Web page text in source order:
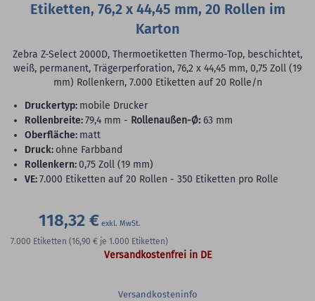
Etiketten, 76,2 x 44,45 mm, 20 Rollen im
Karton
Zebra Z-Select 2000D, Thermoetiketten Thermo-Top, beschichtet,
weiß, permanent, Trägerperforation, 76,2 x 44,45 mm, 0,75 Zoll (19
mm) Rollenkern, 7.000 Etiketten auf 20 Rolle/n
Druckertyp: mobile Drucker
Rollenbreite:79,4 mm - Rollenaußen-Ø: 63 mm
Oberfläche: matt
Druck: ohne Farbband
Rollenkern:0,75 Zoll (19 mm)
VE:7.000 Etiketten auf 20 Rollen - 350 Etiketten pro Rolle
118,32 €
7.000 Etiketten (16,90 € je 1.000 Etiketten)
Versandkostenfrei in DE
Versandkosteninfo